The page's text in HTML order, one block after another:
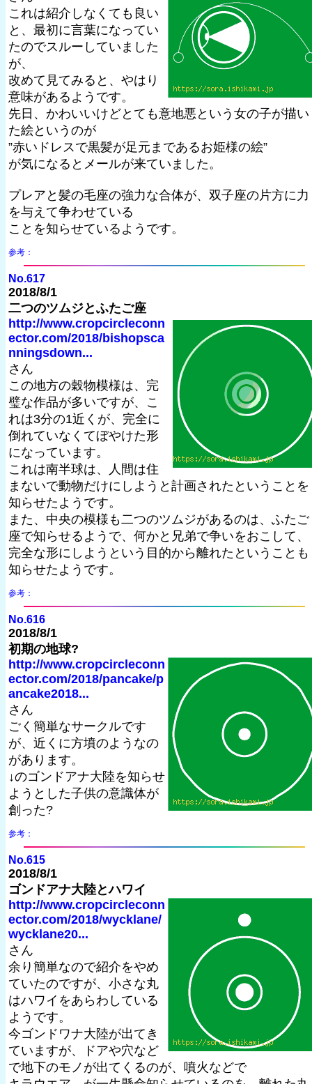
これは紹介しなくても良い
と、最初に言葉になってい
たのでスルーしていました
が、
改めて見てみると、やはり
意味があるようです。
先日、かわいいけどとても意地悪という女の子が描い
た絵というのが
”赤いドレスで黒髪が足元まであるお姫様の絵”
が気になるとメールが来ていました。
プレアと髪の毛座の強力な合体が、双子座の片方に力
を与えて争わせている
ことを知らせているようです。
参考：
No.617
2018/8/1
二つのツムジとふたご座
http://www.cropcircleconn
ector.com/2018/bishopsca
nningsdown...
さん
この地方の穀物模様は、完
璧な作品が多いですが、こ
れは3分の1近くが、完全に
倒れていなくてぼやけた形
になっています。
これは南半球は、人間は住
まないで動物だけにしようと計画されたということを
知らせたようです。
また、中央の模様も二つのツムジがあるのは、ふたご
座で知らせるようで、何かと兄弟で争いをおこして、
完全な形にしようという目的から離れたということも
知らせたようです。
参考：
No.616
2018/8/1
初期の地球?
http://www.cropcircleconn
ector.com/2018/pancake/p
ancake2018...
さん
ごく簡単なサークルです
が、近くに方墳のようなの
があります。
↓のゴンドアナ大陸を知らせ
ようとした子供の意識体が
創った?
参考：
No.615
2018/8/1
ゴンドアナ大陸とハワイ
http://www.cropcircleconn
ector.com/2018/wycklane/
wycklane20...
さん
余り簡単なので紹介をやめ
ていたのですが、小さな丸
はハワイをあらわしている
ようです。
今ゴンドワナ大陸が出てき
ていますが、ドアや穴など
で地下のモノが出てくるのが、噴火などで